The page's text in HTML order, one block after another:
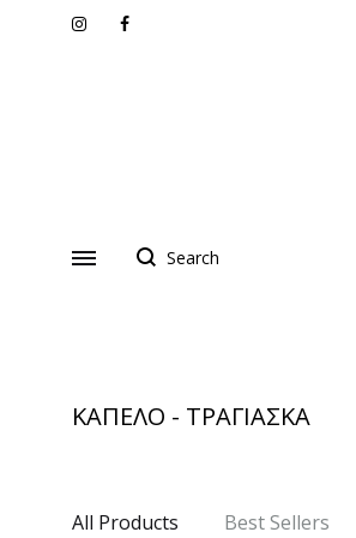
InstagramFacebook
ΚΑΠΕΛΟ - ΤΡΑΓΙΑΣΚΑ
All Products Best Sellers